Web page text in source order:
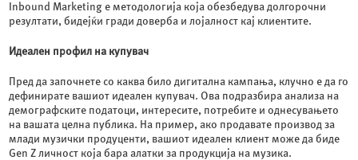
Inbound Marketing е методологија која обезбедува долгорочни
резултати, бидејќи гради доверба и лојалност кај клиентите.
Идеален профил на купувач
Пред да започнете со каква било дигитална кампања, клучно е да го
дефинирате вашиот идеален купувач. Ова подразбира анализа на
демографските податоци, интересите, потребите и однесувањето
на вашата целна публика. На пример, ако продавате производ за
млади музички продуценти, вашиот идеален клиент може да биде
Gen Z личност која бара алатки за продукција на музика.